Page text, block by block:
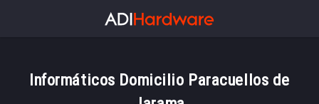
Informáticos Domicilio Paracuellos de